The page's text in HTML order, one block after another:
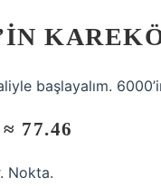
başlayalım.
77.46
Nokta.